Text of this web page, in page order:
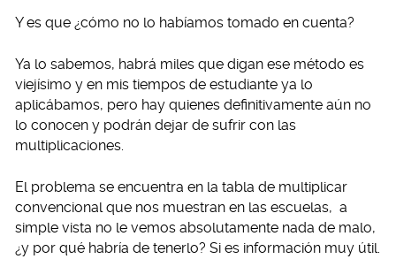
Y es que ¿cómo no lo habíamos tomado en cuenta?
Ya lo sabemos, habrá miles que digan ese método es
viejísimo y en mis tiempos de estudiante ya lo
aplicábamos, pero hay quienes definitivamente aún no
lo conocen y podrán dejar de sufrir con las
multiplicaciones.
El problema se encuentra en la tabla de multiplicar
convencional que nos muestran en las escuelas, a
simple vista no le vemos absolutamente nada de malo,
¿y por qué habría de tenerlo? Si es información muy útil.